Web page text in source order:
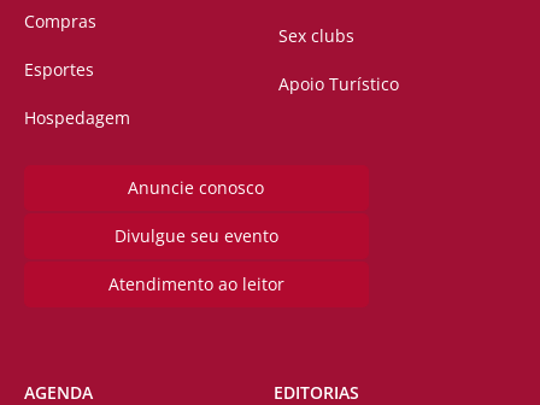
Compras
Esportes
Hospedagem
Sex clubs
Apoio Turístico
Anuncie conosco
Divulgue seu evento
Atendimento ao leitor
AGENDA EDITORIAS